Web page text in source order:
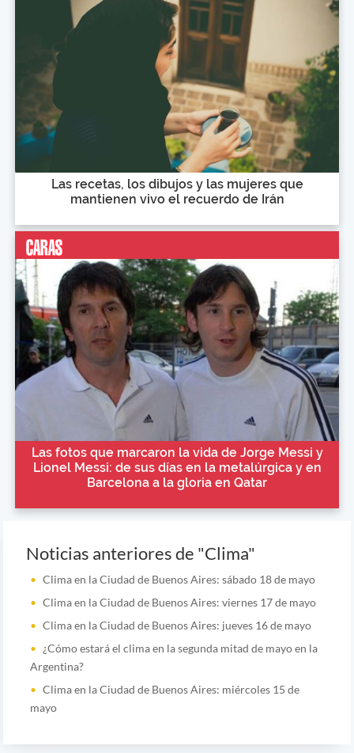
Las recetas, los dibujos y las mujeres que
mantienen vivo el recuerdo de Irán
Las fotos que marcaron la vida de Jorge Messi y
Lionel Messi: de sus días en la metalúrgica y en
Barcelona a la gloria en Qatar
Noticias anteriores de "Clima"
Clima en la Ciudad de Buenos Aires: sábado 18 de mayo
Clima en la Ciudad de Buenos Aires: viernes 17 de mayo
Clima en la Ciudad de Buenos Aires: jueves 16 de mayo
¿Cómo estará el clima en la segunda mitad de mayo en la
Argentina?
Clima en la Ciudad de Buenos Aires: miércoles 15 de
mayo